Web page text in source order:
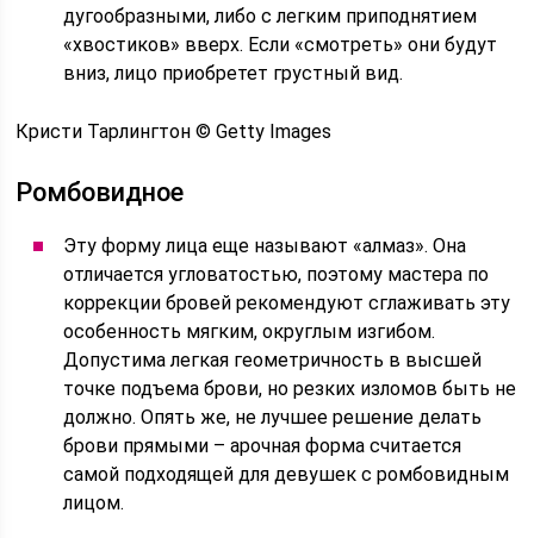
дугообразными, либо с легким приподнятием
«хвостиков» вверх. Если «смотреть» они будут
вниз, лицо приобретет грустный вид.
Кристи Тарлингтон © Getty Images
Ромбовидное
Эту форму лица еще называют «алмаз». Она
отличается угловатостью, поэтому мастера по
коррекции бровей рекомендуют сглаживать эту
особенность мягким, округлым изгибом.
Допустима легкая геометричность в высшей
точке подъема брови, но резких изломов быть не
должно. Опять же, не лучшее решение делать
брови прямыми – арочная форма считается
самой подходящей для девушек с ромбовидным
лицом.